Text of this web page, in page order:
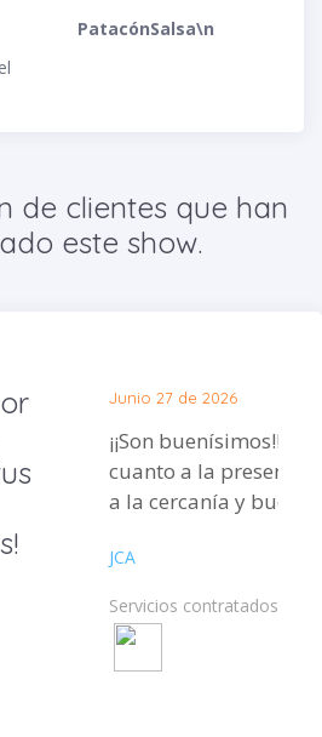
PatacónSalsa\n
de clientes que han
este show.
Junio 27 de 2026
¡¡Son buenísimos!!
cuanto a la
a la cercanía y buena
JCA
Servicios contratados: